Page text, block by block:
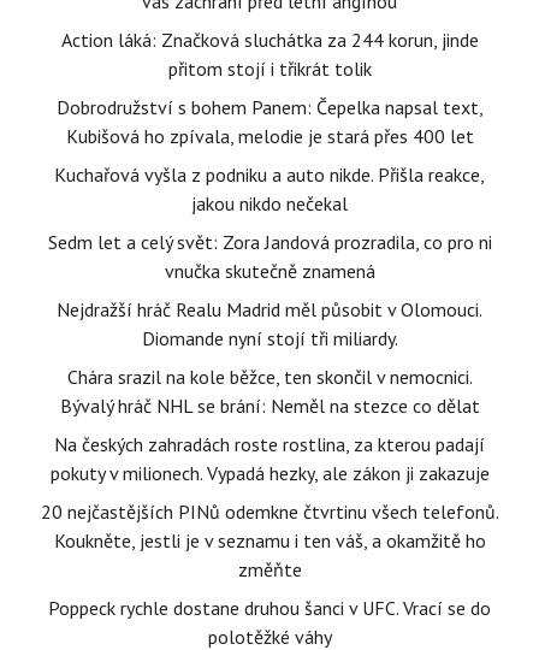
Action láká: Značková sluchátka za 244 korun, jinde
přitom stojí i třikrát tolik
Dobrodružství s bohem Panem: Čepelka napsal text,
Kubišová ho zpívala, melodie je stará přes 400 let
Kuchařová vyšla z podniku a auto nikde. Přišla reakce,
jakou nikdo nečekal
Sedm let a celý svět: Zora Jandová prozradila, co pro ni
vnučka skutečně znamená
Nejdražší hráč Realu Madrid měl působit v Olomouci.
Diomande nyní stojí tři miliardy.
Chára srazil na kole běžce, ten skončil v nemocnici.
Bývalý hráč NHL se brání: Neměl na stezce co dělat
Na českých zahradách roste rostlina, za kterou padají
pokuty v milionech. Vypadá hezky, ale zákon ji zakazuje
20 nejčastějších PINů odemkne čtvrtinu všech telefonů.
Koukněte, jestli je v seznamu i ten váš, a okamžitě ho
změňte
Poppeck rychle dostane druhou šanci v UFC. Vrací se do
polotěžké váhy